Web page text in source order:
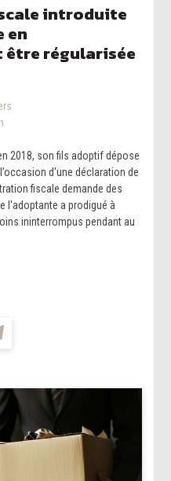
introduite
en
être régularisée
2018, son fils adoptif dépose
d'une déclaration de
fiscale demande des
l'adoptante a prodigué à
ininterrompus pendant au